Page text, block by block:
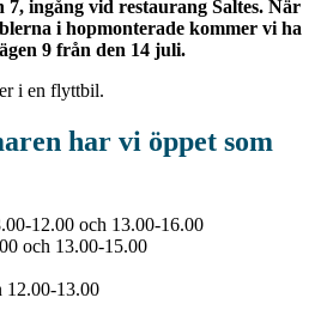
7, ingång vid restaurang Saltes. När
i hopmonterade kommer vi ha
9 från den 14 juli.
har vi öppet som
12.00 och 13.00-16.00
och 13.00-15.00
12.00-13.00